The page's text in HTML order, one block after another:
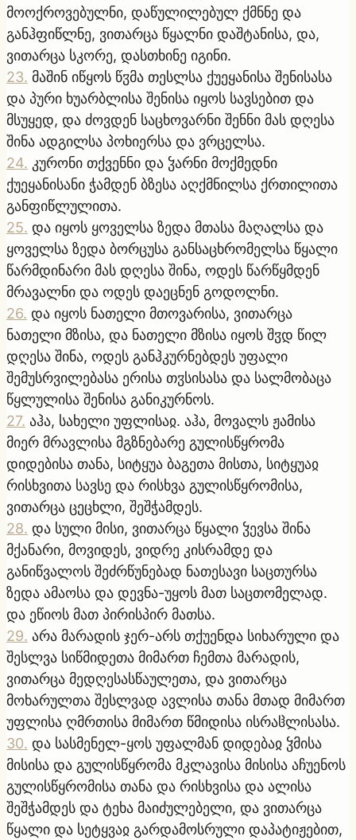
მოოქროვებულნი, დაწულილებულ ქმნნე და
განჰფიწლნე, ვითარცა წყალნი დაშტანისა, და,
ვითარცა სკორე, დასთხინე იგინი.
23. მაშინ იწყოს წჳმა თესლსა ქუეყანისა შენისასა
და პური ხუარბლისა შენისა იყოს სავსებით და
მსუყედ, და ძოვდენ საცხოვარნი შენნი მას დღესა
შინა ადგილსა პოხიერსა და ვრცელსა.
24. კურონი თქვენნი და ჴარნი მოქმედნი
ქუეყანისანი ჭამდენ ბზესა აღქმნილსა ქრთილითა
განფიწლულითა.
25. და იყოს ყოველსა ზედა მთასა მაღალსა და
ყოველსა ზედა ბორცუსა განსაცხრომელსა წყალი
წარმდინარი მას დღესა შინა, ოდეს წარწყმდენ
მრავალნი და ოდეს დაეცნენ გოდოლნი.
26. და იყოს ნათელი მთოვარისა, ვითარცა
ნათელი მზისა, და ნათელი მზისა იყოს შჳდ წილ
დღესა შინა, ოდეს განჰკურნებდეს უფალი
შემუსრვილებასა ერისა თჳსისასა და სალმობაცა
წყლულისა შენისა განიკურნოს.
27. აჰა, სახელი უფლისაჲ. აჰა, მოვალს ჟამისა
მიერ მრავლისა მგზნებარე გულისწყრომა
დიდებისა თანა, სიტყუა ბაგეთა მისთა, სიტყუაჲ
რისხვითა სავსე და რისხვა გულისწყრომისა,
ვითარცა ცეცხლი, შეშჭამდეს.
28. და სული მისი, ვითარცა წყალი ჴევსა შინა
მქანარი, მოვიდეს, ვიდრე კისრამდე და
განიწვალოს შეძრწუნებად ნათესავი საცთურსა
ზედა ამაოსა და დევნა-უყოს მათ საცთომელად.
და ეწიოს მათ პირისპირ მათსა.
29. არა მარადის ჯერ-არს თქუენდა სიხარული და
შესლვა სიწმიდეთა მიმართ ჩემთა მარადის,
ვითარცა მედღესასწაულეთა, და ვითარცა
მოხარულთა შესლვად ავლისა თანა მთად მიმართ
უფლისა ღმრთისა მიმართ წმიდისა ისრაჱლისასა.
30. და სასმენელ-ყოს უფალმან დიდებაჲ ჴმისა
მისისა და გულისწყრომა მკლავისა მისისა აჩუენოს
გულისწყრომისა თანა და რისხვისა და ალისა
შეშჭამდეს და ტეხა მაიძულებელი, და ვითარცა
წყალი და სეტყვაჲ გარდამოსრული დაპატიჟებით,